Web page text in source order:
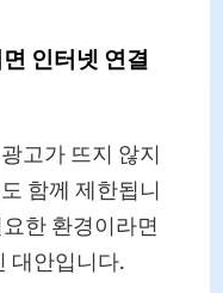
인터넷 연결
고가 뜨지 않지
함께 제한됩니
한 환경이라면
대안입니다.